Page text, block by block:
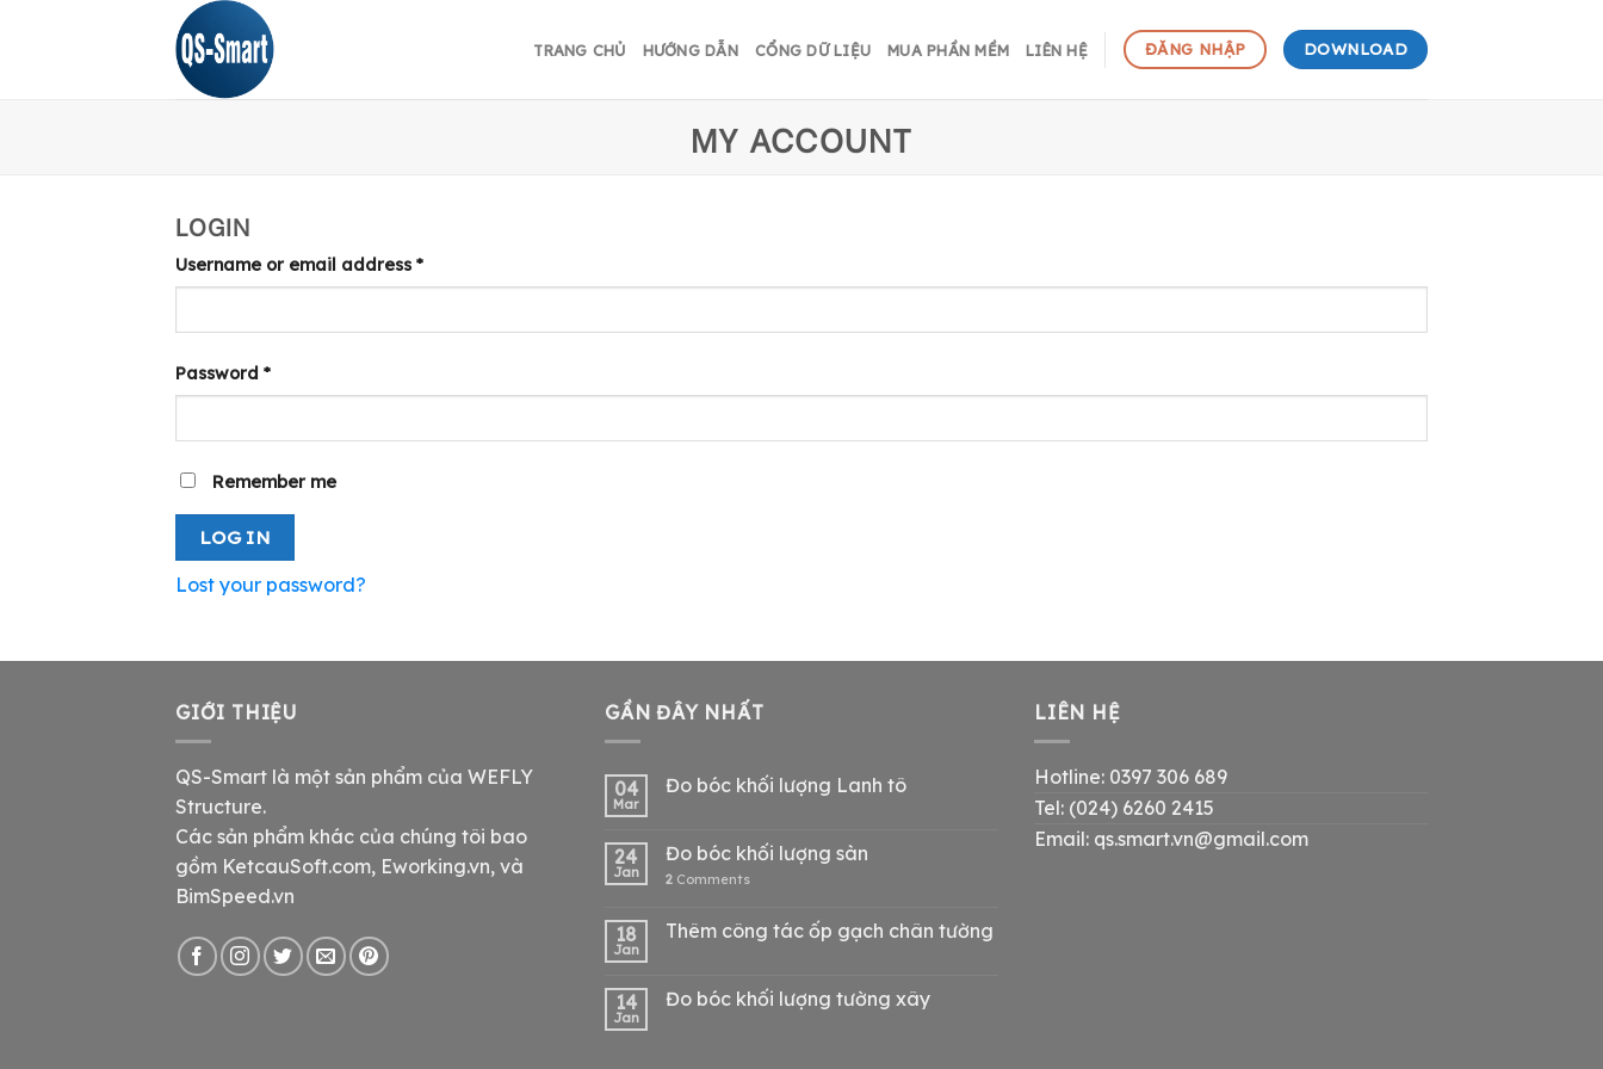
TRANG CHỦ HƯỚNG DẪN CỔNG DỮ LIỆU MUA PHẦN MỀM LIÊN HỆ ĐĂNG NHẬP DOWNLOAD
MY ACCOUNT
LOGIN
Username or email address *
Password *
Remember me
LOG IN
Lost your password?
GIỚI THIỆU
QS-Smart là một sản phẩm của WEFLY
Structure.
Các sản phẩm khác của chúng tôi bao
gồm KetcauSoft.com, Eworking.vn, và
BimSpeed.vn
GẦN ĐÂY NHẤT
04
Mar
Đo bóc khối lượng Lanh tô
24
Jan
Đo bóc khối lượng sàn
2Comments
18
Jan
Thêm công tác ốp gạch chân tường
14
Jan
Đo bóc khối lượng tường xây
LIÊN HỆ
Hotline: 0397 306 689
Tel: (024) 6260 2415
Email: qs.smart.vn@gmail.com